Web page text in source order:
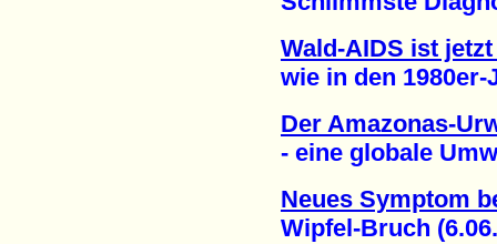
Wald-AIDS ist
wie in den 1980er-
Der Amazonas-
- eine globale
Neues Symptom
Wipfel-Bruch